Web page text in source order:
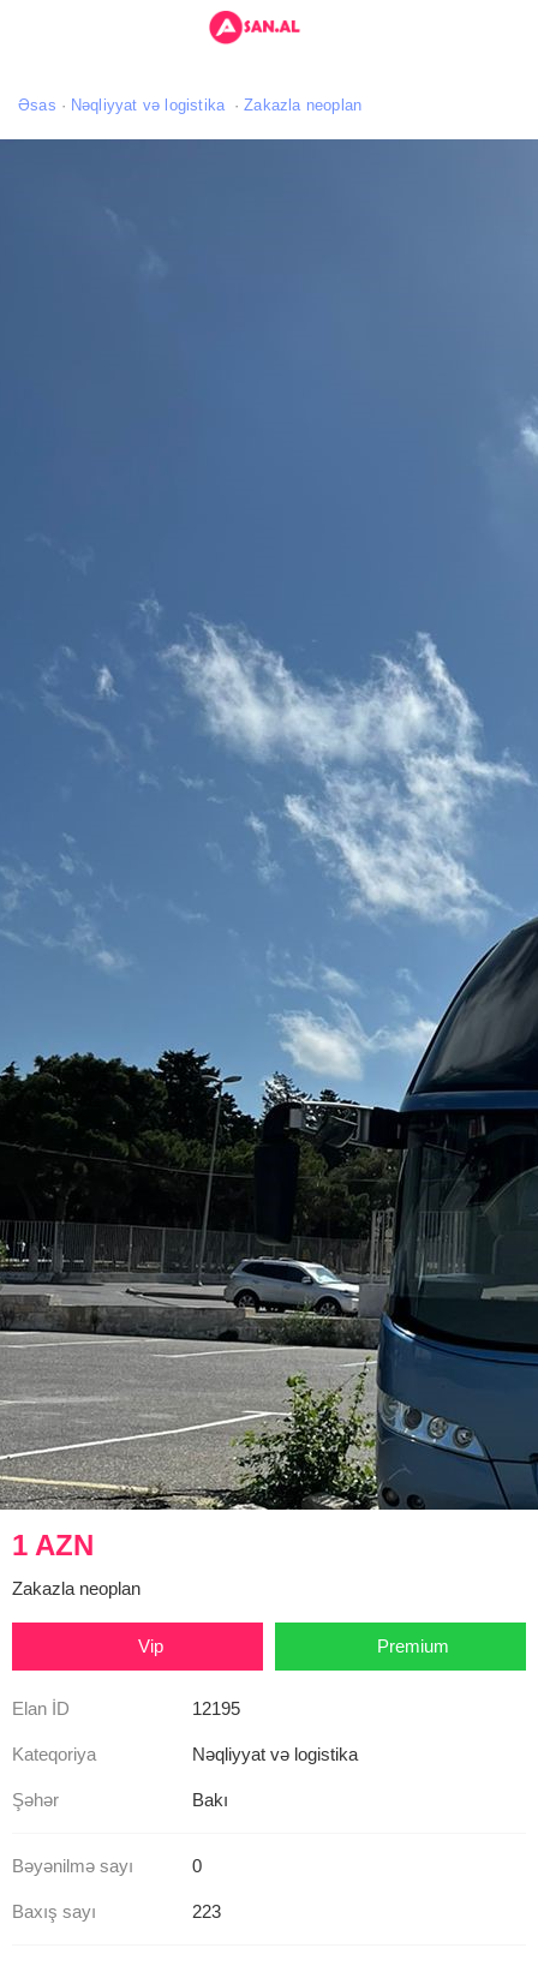
Əsas Nəqliyyat və logistika Zakazla neoplan
1 AZN
Zakazla neoplan
Vip Premium
Elan İD 12195
Kateqoriya Nəqliyyat və logistika
Şəhər Bakı
Bəyənilmə sayı 0
Baxış sayı 223